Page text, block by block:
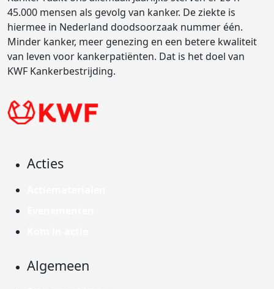
45.000 mensen als gevolg van kanker. De ziekte is
hiermee in Nederland doodsoorzaak nummer één.
Minder kanker, meer genezing en een betere kwaliteit
van leven voor kankerpatiënten. Dat is het doel van
KWF Kankerbestrijding.
Acties
Algemeen